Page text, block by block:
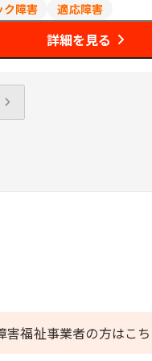
ク障害 適応障害
詳細を見る
害福祉事業者の方はこ